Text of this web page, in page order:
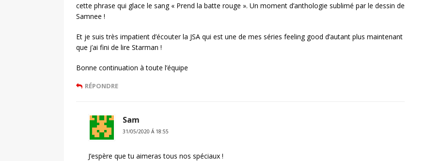
cette phrase qui glace le sang « Prend la batte rouge ». Un moment d’anthologie sublimé par le dessin de
Samnee !
Et je suis très impatient d’écouter la JSA qui est une de mes séries feeling good d’autant plus maintenant
que j’ai fini de lire Starman !
Bonne continuation à toute l’équipe
RÉPONDRE
Sam
31/05/2020 Á 18:55
J’espère que tu aimeras tous nos spéciaux !